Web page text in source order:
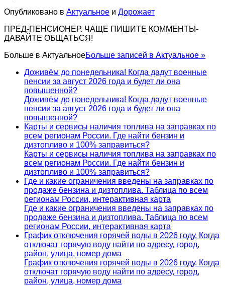
Опубликовано в Актуальное и Дорожает
ПРЕД-ПЕНСИОНЕР. ЧАЩЕ ПИШИТЕ КОММЕНТЫ-
ДАВАЙТЕ ОБЩАТЬСЯ!
Больше в АктуальноеБольше записей в Актуальное »
Доживём до понедельника! Когда дадут военные
пенсии за август 2026 года и будет ли она
повышенной?
Доживём до понедельника! Когда дадут военные
пенсии за август 2026 года и будет ли она
повышенной?
Карты и сервисы наличия топлива на заправках по
всем регионам России. Где найти бензин и
дизтопливо и 100% заправиться?
Карты и сервисы наличия топлива на заправках по
всем регионам России. Где найти бензин и
дизтопливо и 100% заправиться?
Где и какие ограничения введены на заправках по
продаже бензина и дизтоплива. Таблица по всем
регионам России, интерактивная карта
Где и какие ограничения введены на заправках по
продаже бензина и дизтоплива. Таблица по всем
регионам России, интерактивная карта
График отключения горячей воды в 2026 году. Когда
отключат горячую воду найти по адресу, город,
район, улица, номер дома
График отключения горячей воды в 2026 году. Когда
отключат горячую воду найти по адресу, город,
район, улица, номер дома